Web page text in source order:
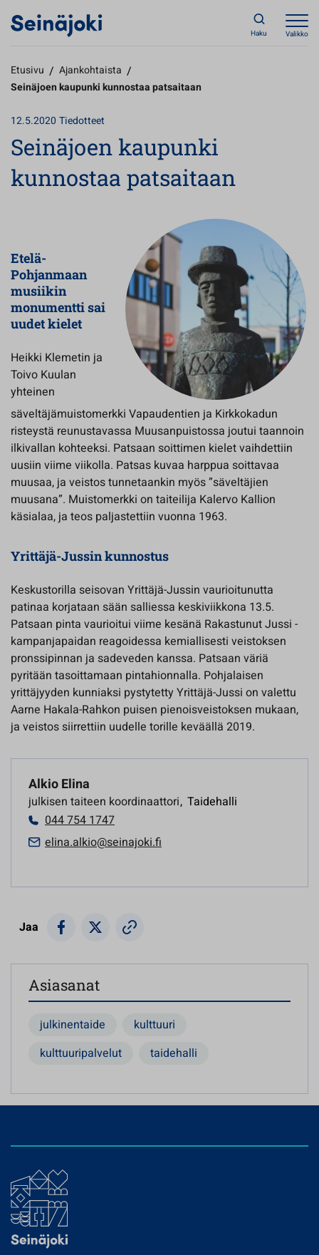
Haku Valikko
Etusivu / Ajankohtaista /
Seinäjoen kaupunki kunnostaa patsaitaan
12.5.2020 Tiedotteet
Seinäjoen kaupunki
kunnostaa patsaitaan
Etelä-
Pohjanmaan
musiikin
monumenttisai
uudet kielet
Heikki Klemetin ja
Toivo Kuulan
yhteinen
säveltäjämuistomerkki Vapaudentien ja Kirkkokadun
risteystä reunustavassa Muusanpuistossa joutui taannoin
ilkivallan kohteeksi. Patsaan soittimen kielet vaihdettiin
uusiin viime viikolla. Patsas kuvaa harppua soittavaa
muusaa, ja veistos tunnetaankin myös ”säveltäjien
muusana”. Muistomerkki on taiteilija Kalervo Kallion
käsialaa, ja teos paljastettiin vuonna 1963.
Yrittäjä-Jussin kunnostus
Keskustorilla seisovan Yrittäjä-Jussin vaurioitunutta
patinaa korjataan sään salliessa keskiviikkona 13.5.
Patsaan pinta vaurioitui viime kesänä Rakastunut Jussi -
kampanjapaidan reagoidessa kemiallisesti veistoksen
pronssipinnan ja sadeveden kanssa. Patsaan väriä
pyritään tasoittamaan pintahionnalla. Pohjalaisen
yrittäjyyden kunniaksi pystytetty Yrittäjä-Jussi on valettu
Aarne Hakala-Rahkon puisen pienoisveistoksen mukaan,
ja veistos siirrettiin uudelle torille keväällä 2019.
Alkio Elina
julkisen taiteen koordinaattori, Taidehalli
044 754 1747
elina.alkio@seinajoki.fi
Jaa
Asiasanat
julkinentaide
kulttuuri
kulttuuripalvelut
taidehalli